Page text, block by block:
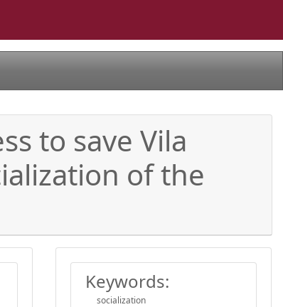
to save Vila
of the
Keywords:
socialization